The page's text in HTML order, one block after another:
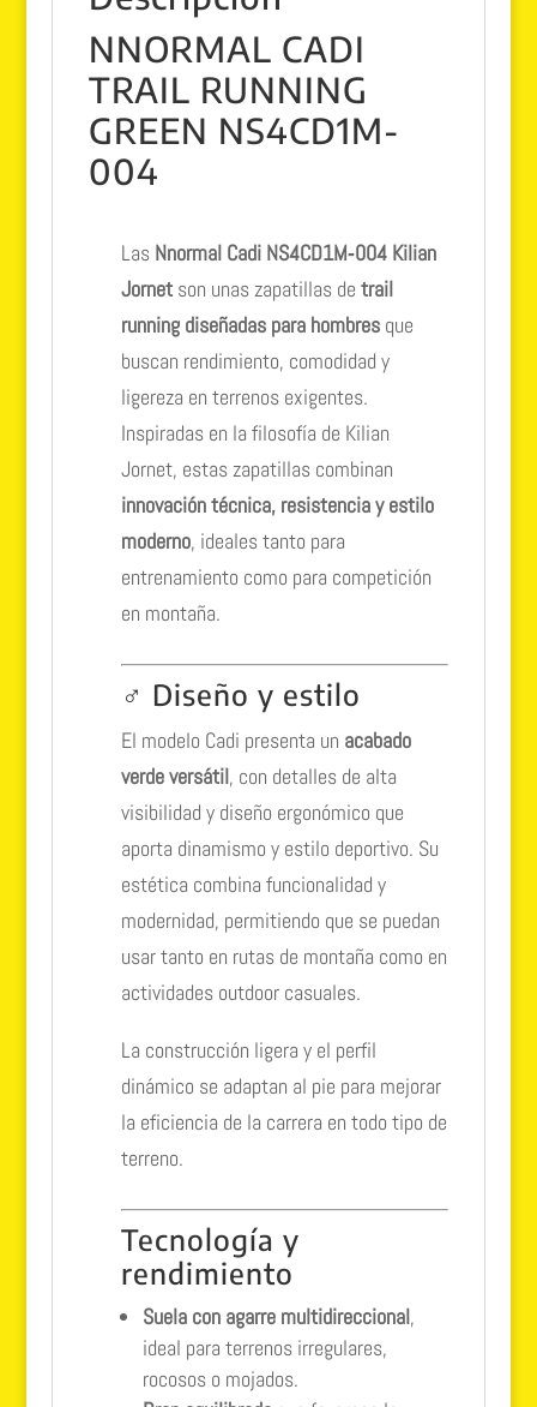
NNORMAL CADI
TRAIL RUNNING
GREEN NS4CD1M-
004
Las Nnormal Cadi NS4CD1M‑004 Kilian
Jornetson unas zapatillas de trail
running diseñadas para hombresque
buscan rendimiento, comodidad y
ligereza en terrenos exigentes.
Inspiradas en la filosofía de Kilian
Jornet, estas zapatillas combinan
innovación técnica, resistencia y estilo
moderno, ideales tanto para
entrenamiento como para competición
en montaña.
‍♂️ Diseño y estilo
El modelo Cadi presenta un acabado
verde versátil, con detalles de alta
visibilidad y diseño ergonómico que
aporta dinamismo y estilo deportivo. Su
estética combina funcionalidad y
modernidad, permitiendo que se puedan
usar tanto en rutas de montaña como en
actividades outdoor casuales.
La construcción ligera y el perfil
dinámico se adaptan al pie para mejorar
la eficiencia de la carrera en todo tipo de
terreno.
Tecnología y
rendimiento
Suela con agarre multidireccional,
ideal para terrenos irregulares,
rocosos o mojados.